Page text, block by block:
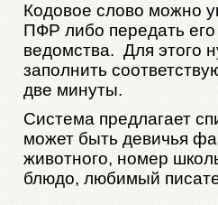
Кодовое слово можно
ПФР либо передать
ведомства. Для этого
заполнить
две минуты.
Система предлагает
может быть девичья
животного, номер
блюдо, любимый